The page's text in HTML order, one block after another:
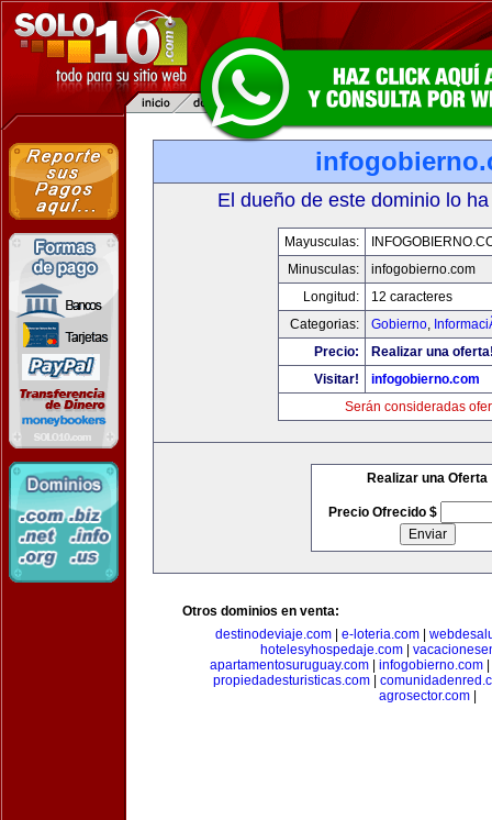
El dueño de este dominio lo
Mayusculas:
Minusculas:
infogobierno.com
Longitud:
12 caracteres
Categorias:
Gobierno,
Precio:
Realizar una
Visitar!
infogobierno.com
Serán consideradas
Realizar una Oferta
Precio Ofrecido $
Otros dominios en venta:
destinodeviaje.com
e-loteria.com
hotelesyhospedaje.com
apartamentosuruguay.com
infogobierno.com
propiedadesturisticas.com|
agrosector.com|